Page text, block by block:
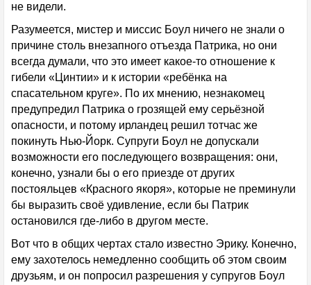
не видели.
Разумеется, мистер и миссис Боул ничего не знали о
причине столь внезапного отъезда Патрика, но они
всегда думали, что это имеет какое-то отношение к
гибели «Цинтии» и к истории «ребёнка на
спасательном круге». По их мнению, незнакомец
предупредил Патрика о грозящей ему серьёзной
опасности, и потому ирландец решил тотчас же
покинуть Нью-Йорк. Супруги Боул не допускали
возможности его последующего возвращения: они,
конечно, узнали бы о его приезде от других
постояльцев «Красного якоря», которые не преминули
бы выразить своё удивление, если бы Патрик
остановился где-либо в другом месте.
Вот что в общих чертах стало известно Эрику. Конечно,
ему захотелось немедленно сообщить об этом своим
друзьям, и он попросил разрешения у супругов Боул